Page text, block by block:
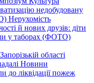
недобудовану
Нерухомість
й нових друзів: діти
у таборах (ФОТО)
області
Новини
до ліквідації пожеж